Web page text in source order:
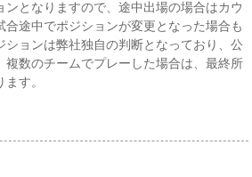
ンとなりますので、途中出場の場合はカウ
合途中でポジションが変更となった場合も
ションは弊社独自の判断となっており、公
複数のチームでプレーした場合は、最終所
す。